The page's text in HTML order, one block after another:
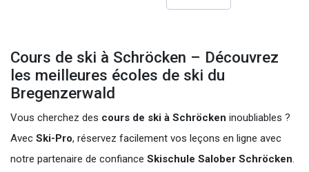
Cours de ski à Schröcken – Découvrez
les meilleures écoles de ski du
Bregenzerwald
Vous cherchez des cours de ski à Schröcken inoubliables ?
Avec Ski-Pro, réservez facilement vos leçons en ligne avec
notre partenaire de confiance Skischule Salober Schröcken.